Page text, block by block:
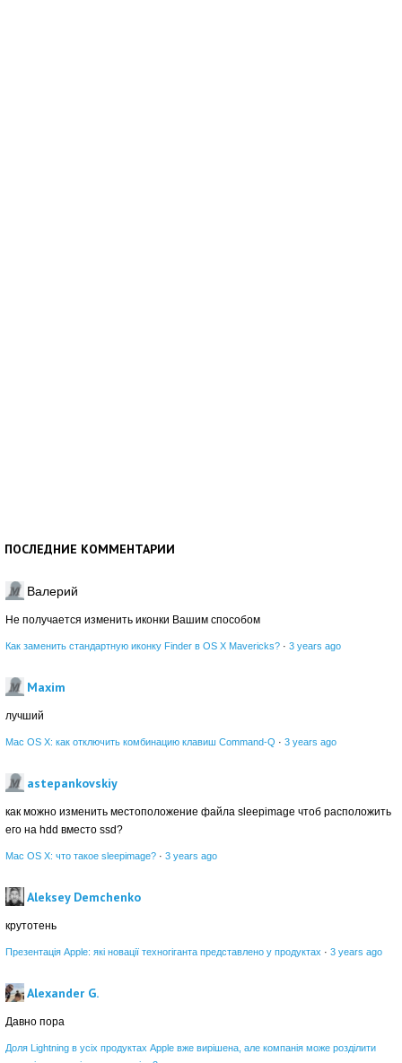
ПОСЛЕДНИЕ КОММЕНТАРИИ
Валерий
Не получается изменить иконки Вашим способом
Как заменить стандартную иконку Finder в OS X Mavericks? · 3 years ago
Maxim
лучший
Mac OS X: как отключить комбинацию клавиш Command-Q · 3 years ago
astepankovskiy
как можно изменить местоположение файла sleepimage чтоб расположить
его на hdd вместо ssd?
Mac OS X: что такое sleepimage? · 3 years ago
Aleksey Demchenko
крутотень
Презентація Apple: які новації техногіганта представлено у продуктах · 3 years ago
Alexander G.
Давно пора
Доля Lightning в усіх продуктах Apple вже вирішена, але компанія може розділити